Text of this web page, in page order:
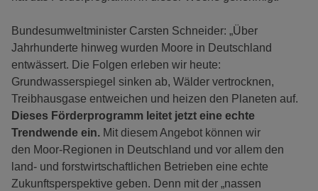
Bundesumweltminister Carsten Schneider: „Über
Jahrhunderte hinweg wurden Moore in Deutschland
entwässert. Die Folgen erleben wir heute:
Grundwasserspiegel sinken ab, Wälder vertrocknen,
Treibhausgase entweichen und heizen den Planeten auf.
Dieses Förderprogramm leitet jetzt eine echte
Trendwende ein. Mit diesem Angebot können wir
den Moor-Regionen in Deutschland und vor allem den
land- und forstwirtschaftlichen Betrieben eine echte
Zukunftsperspektive geben. Denn mit der „nassen